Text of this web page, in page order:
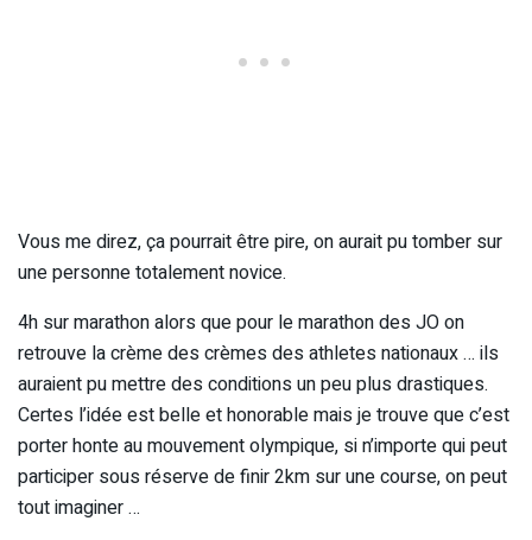
Vous me direz, ça pourrait être pire, on aurait pu tomber sur
une personne totalement novice.
4h sur marathon alors que pour le marathon des JO on
retrouve la crème des crèmes des athletes nationaux … ils
auraient pu mettre des conditions un peu plus drastiques.
Certes l’idée est belle et honorable mais je trouve que c’est
porter honte au mouvement olympique, si n’importe qui peut
participer sous réserve de finir 2km sur une course, on peut
tout imaginer …